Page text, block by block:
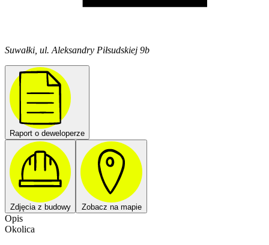
Suwałki, ul. Aleksandry Piłsudskiej 9b
Raport o deweloperze
Zdjęcia z budowy Zobacz na mapie
Opis
Okolica